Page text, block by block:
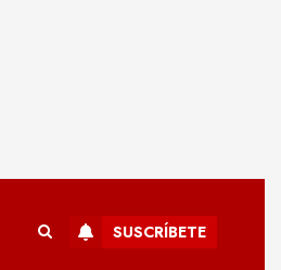
SUSCRÍBETE